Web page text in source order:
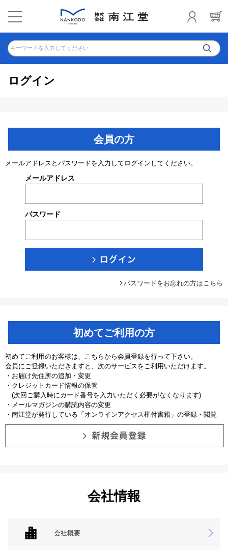
キーワードを入力してください
ログイン
会員の方
メールアドレスとパスワードを入力してログインしてください。
メールアドレス
パスワード
パスワードをお忘れの方はこちら
初めてご利用の方
初めてご利用のお客様は、こちらから会員登録を行って下さい。
会員にご登録いただきますと、次のサービスをご利用いただけます。
・お届け先住所の追加・変更
・クレジットカード情報の保管
(次回ご購入時にカード番号を入力いただく必要がなくなります)
・メールマガジンの購読内容の変更
・南江堂が発行している「オンラインアクセス権付書籍」の登録・閲覧
会社情報
会社概要